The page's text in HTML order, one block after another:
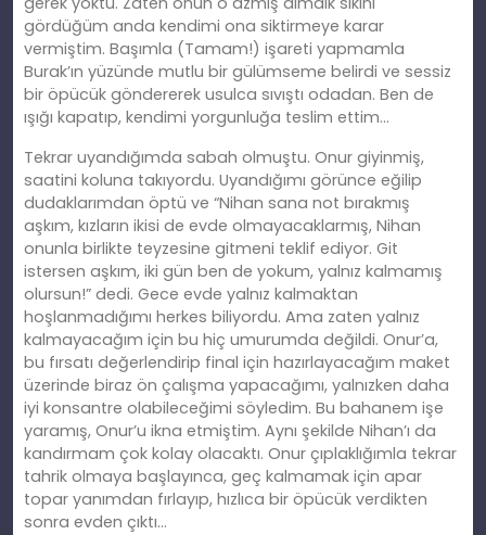
gördüğüm anda kendimi ona siktirmeye karar
vermiştim. Başımla (Tamam!) işareti yapmamla
Burak’ın yüzünde mutlu bir gülümseme belirdi ve sessiz
bir öpücük göndererek usulca sıvıştı odadan. Ben de
ışığı kapatıp, kendimi yorgunluğa teslim ettim…
Tekrar uyandığımda sabah olmuştu. Onur giyinmiş,
saatini koluna takıyordu. Uyandığımı görünce eğilip
dudaklarımdan öptü ve “Nihan sana not bırakmış
aşkım, kızların ikisi de evde olmayacaklarmış, Nihan
onunla birlikte teyzesine gitmeni teklif ediyor. Git
istersen aşkım, iki gün ben de yokum, yalnız kalmamış
olursun!” dedi. Gece evde yalnız kalmaktan
hoşlanmadığımı herkes biliyordu. Ama zaten yalnız
kalmayacağım için bu hiç umurumda değildi. Onur’a,
bu fırsatı değerlendirip final için hazırlayacağım maket
üzerinde biraz ön çalışma yapacağımı, yalnızken daha
iyi konsantre olabileceğimi söyledim. Bu bahanem işe
yaramış, Onur’u ikna etmiştim. Aynı şekilde Nihan’ı da
kandırmam çok kolay olacaktı. Onur çıplaklığımla tekrar
tahrik olmaya başlayınca, geç kalmamak için apar
topar yanımdan fırlayıp, hızlıca bir öpücük verdikten
sonra evden çıktı…